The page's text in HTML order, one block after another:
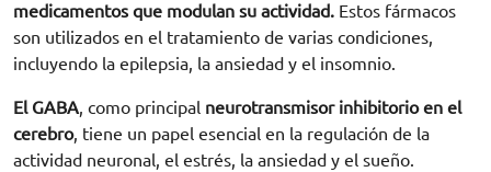
medicamentos que modulan su actividad. Estos fármacos
son utilizados en el tratamiento de varias condiciones,
incluyendo la epilepsia, la ansiedad y el insomnio.
El GABA, como principal neurotransmisor inhibitorio en el
cerebro, tiene un papel esencial en la regulación de la
actividad neuronal, el estrés, la ansiedad y el sueño.